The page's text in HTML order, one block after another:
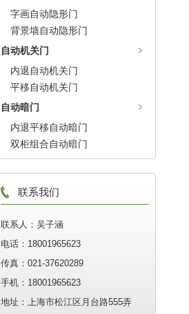
字画自动隐形门
背景墙自动隐形门
自动机关门
内退自动机关门
平移自动机关门
自动暗门
内退平移自动暗门
双柜组合自动暗门
联系我们
联系人：吴子涵
电话：18001965623
传真：021-37620289
手机：18001965623
地址：上海市松江区月台路555弄